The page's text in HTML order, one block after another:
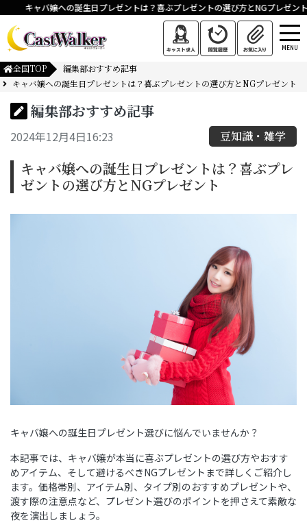
キャバ嬢への誕生日プレゼントは？喜ぶプレゼントの選び方とNGプレゼント
MENU
全国TOP
編集部おすすめ記事
キャバ嬢への誕生日プレゼントは？喜ぶプレゼントの選び方とNGプレゼント
編集部おすすめ記事
2024年12月4日16:23 豆知識・雑学
キャバ嬢への誕生日プレゼントは？喜ぶプレ
ゼントの選び方とNGプレゼント
キャバ嬢への誕生日プレゼント選びに悩んでいませんか？
本記事では、キャバ嬢が本当に喜ぶプレゼントの選び方やおすす
めアイテム、そして避けるべきNGプレゼントまで詳しくご紹介し
ます。価格帯別、アイテム別、タイプ別のおすすめプレゼントや、
渡す際の注意点など、プレゼント選びのポイントを押さえて素敵な
夜を演出しましょう。